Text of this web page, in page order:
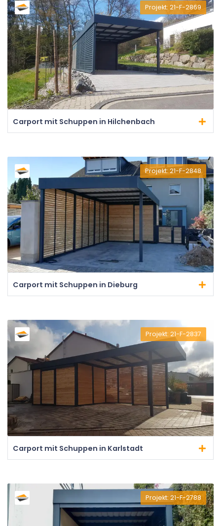
Projekt: 21-F-2869
Carport mit Schuppen in Hilchenbach
Projekt: 21-F-2848
Carport mit Schuppen in Dieburg
Projekt: 21-F-2837
Carport mit Schuppen in Karlstadt
Projekt: 21-F-2788